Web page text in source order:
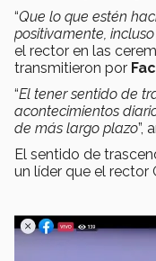
“Que lo que estén
positivamente,
el rector en las
transmitieron por
“El tener sentido de
acontecimientos
de más largo plazo”,
El sentido de
un líder que el rector